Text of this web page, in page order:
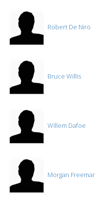
Robert De Niro
Bruce Willis
Willem Dafoe
Morgan